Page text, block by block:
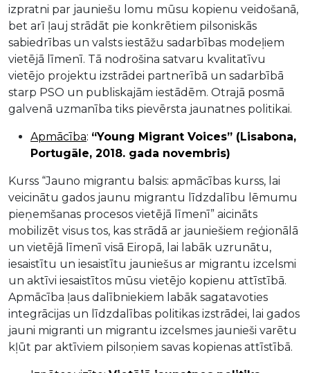
izpratni par jauniešu lomu mūsu kopienu veidošanā,
bet arī ļauj strādāt pie konkrētiem pilsoniskās
sabiedrības un valsts iestāžu sadarbības modeļiem
vietējā līmenī. Tā nodrošina satvaru kvalitatīvu
vietējo projektu izstrādei partnerībā un sadarbībā
starp PSO un publiskajām iestādēm. Otrajā posmā
galvenā uzmanība tiks pievērsta jaunatnes politikai.
Apmācība: “Young Migrant Voices” (Lisabona,
Portugāle, 2018. gada novembris)
Kurss “Jauno migrantu balsis: apmācības kurss, lai
veicinātu gados jaunu migrantu līdzdalību lēmumu
pieņemšanas procesos vietējā līmenī” aicināts
mobilizēt visus tos, kas strādā ar jauniešiem reģionālā
un vietējā līmenī visā Eiropā, lai labāk uzrunātu,
iesaistītu un iesaistītu jauniešus ar migrantu izcelsmi
un aktīvi iesaistītos mūsu vietējo kopienu attīstībā.
Apmācība ļaus dalībniekiem labāk sagatavoties
integrācijas un līdzdalības politikas izstrādei, lai gados
jauni migranti un migrantu izcelsmes jaunieši varētu
kļūt par aktīviem pilsoņiem savas kopienas attīstībā.